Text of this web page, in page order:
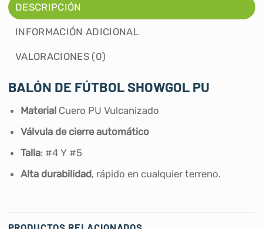
DESCRIPCIÓN
INFORMACIÓN ADICIONAL
VALORACIONES (0)
BALÓN DE FÚTBOL SHOWGOL PU
Material Cuero PU Vulcanizado
Válvula de cierre automático
Talla: #4 Y #5
Alta durabilidad, rápido en cualquier terreno.